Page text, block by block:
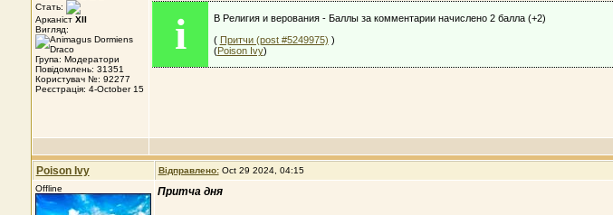
Стать:
Арканіст XII
Вигляд:
Група: Модератори
Повідомлень: 31351
Користувач №: 92277
Реєстрація: 4-October 15
i
В Религия и верования - Баллы за комментарии начислено 2 балла (+2)
( Притчи (post #5249975) )
(Poison Ivy)
Poison Ivy Відправлено: Oct 29 2024, 04:15
Offline
Притча дня